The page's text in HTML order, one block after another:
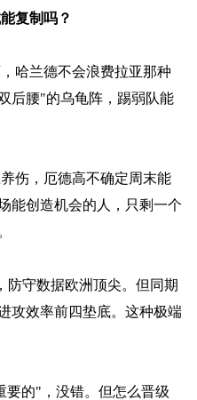
复制吗？
哈兰德不会浪费拉亚那种
后腰"的乌龟阵，踢弱队能
伤，厄德高不确定周末能
能创造机会的人，只剩一个
防守数据欧洲顶尖。但同期
攻效率前四垫底。这种极端
要的"，没错。但怎么晋级